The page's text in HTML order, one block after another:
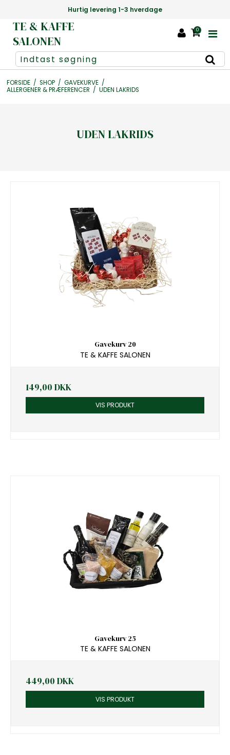
Danmarks største udvalg af te +1000 slags
TE & KAFFE
SALONEN
0
FORSIDE / SHOP / GAVEKURVE /
ALLERGENER & PRÆFERENCER / UDEN LAKRIDS
UDEN LAKRIDS
Gavekurv 20
TE & KAFFE SALONEN
149,00 DKK
VIS PRODUKT
Gavekurv 25
TE & KAFFE SALONEN
449,00 DKK
VIS PRODUKT